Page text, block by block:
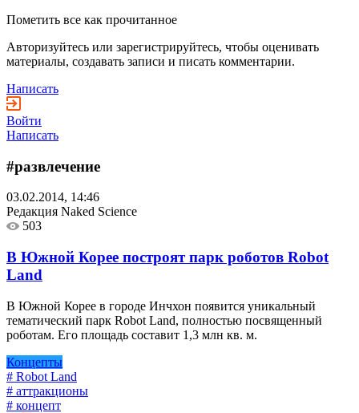
Пометить все как прочитанное
Авторизуйтесь или зарегистрируйтесь, чтобы оценивать
материалы, создавать записи и писать комментарии.
Написать
Войти
Написать
#развлечение
03.02.2014, 14:46
Редакция Naked Science
503
В Южной Корее построят парк роботов Robot
Land
В Южной Корее в городе Инчхон появится уникальный
тематический парк Robot Land, полностью посвященный
роботам. Его площадь составит 1,3 млн кв. м.
Концепты
# Robot Land
# аттракционы
# концепт